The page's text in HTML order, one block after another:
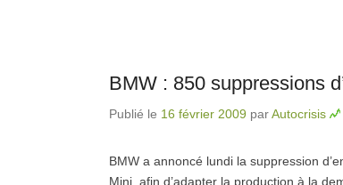
BMW : 850 suppressions
Publié le 16 février 2009 parAutocrisis
BMW a annoncé lundi la suppression
Mini, afin d’adapter la production à la